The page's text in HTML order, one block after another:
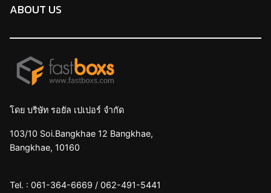
ABOUT US
โดย บริษัท รอยัล เปเปอร์ จำกัด
103/10 Soi.Bangkhae 12 Bangkhae,
Bangkhae, 10160
Tel. : 061-364-6669 / 062-491-5441